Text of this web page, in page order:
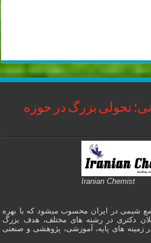
تحولی بزرگ در حوزه
Iranian Chemist
شیمی در ایران محسوب میشود که با بهره
دکتری در رشته های مختلف، هدف بزرگ
های پایه، آموزشی، پژوهشی و صنعتی